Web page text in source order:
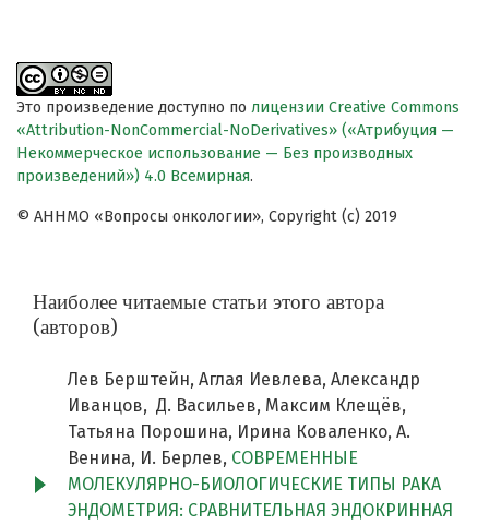
Это произведение доступно по лицензии Creative Commons
«Attribution-NonCommercial-NoDerivatives» («Атрибуция —
Некоммерческое использование — Без производных
произведений») 4.0 Всемирная.
© АННМО «Вопросы онкологии», Copyright (c) 2019
Наиболее читаемые статьи этого автора
(авторов)
Лев Берштейн, Аглая Иевлева, Александр
Иванцов, Д. Васильев, Максим Клещёв,
Татьяна Порошина, Ирина Коваленко, А.
Венина, И. Берлев, СОВРЕМЕННЫЕ
МОЛЕКУЛЯРНО-БИОЛОГИЧЕСКИЕ ТИПЫ РАКА
ЭНДОМЕТРИЯ: СРАВНИТЕЛЬНАЯ ЭНДОКРИННАЯ